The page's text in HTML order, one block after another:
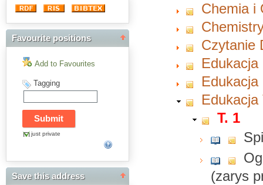
Favourite positions
Add to Favourites
Tagging
just private
Save this address
Chemia i
Czytanie
T. 1
(zarys